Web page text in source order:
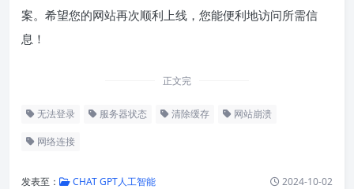
案。希望您的网站再次顺利上线，您能便利地访问所需信
息！
正文完
无法登录 服务器状态 清除缓存 网站崩溃
网络连接
发表至： CHAT GPT人工智能 2024-10-02